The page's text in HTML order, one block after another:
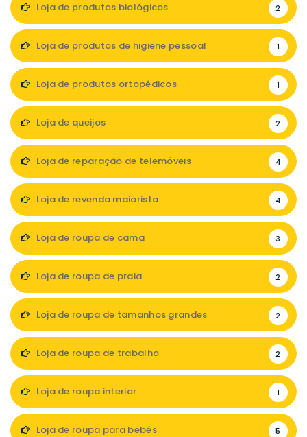
Loja de produtos biológicos 2
Loja de produtos de higiene pessoal 1
Loja de produtos ortopédicos 1
Loja de queijos 2
Loja de reparação de telemóveis 4
Loja de revenda maiorista 4
Loja de roupa de cama 3
Loja de roupa de praia 2
Loja de roupa de tamanhos grandes 2
Loja de roupa de trabalho 2
Loja de roupa interior 1
Loja de roupa para bebés 5